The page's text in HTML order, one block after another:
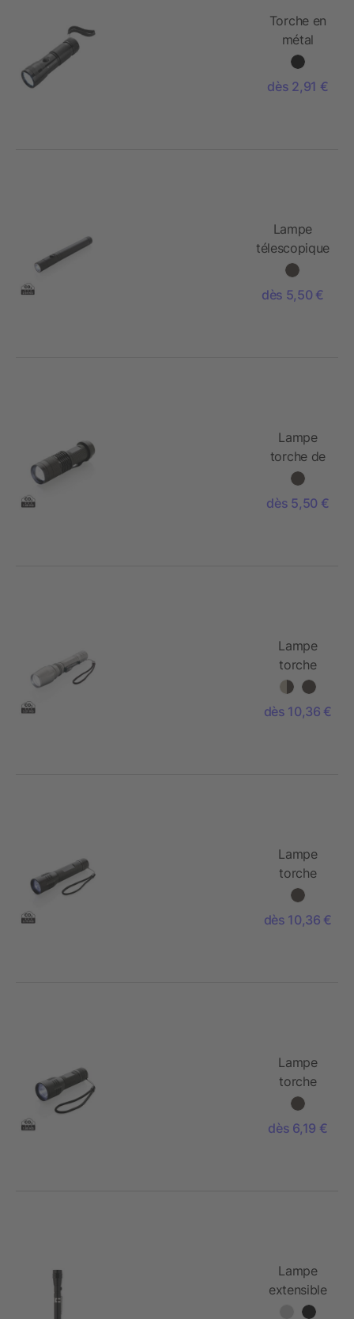
Torche en
métal
dès 2,91 €
Lampe
télescopique
avec aimant
dès 5,50 €
Lampe
torche de
poche
CREE 3 W
dès 5,50 €
Lampe
torche
CREE
dès 10,36 €
Lampe
torche
CREE 3 W
dès 10,36 €
Lampe
torche
CREE 3 W
medium
dès 6,19 €
Lampe
extensible